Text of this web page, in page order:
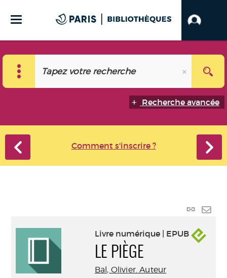
Recherche avancée
Comment s'inscrire ?
Lien
Livre numérique | EPUB
LE PIÈGE
Bal, Olivier. Auteur